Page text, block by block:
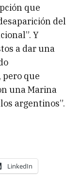
que
del
Y
a dar una
pero que
una Marina
argentinos”.
LinkedIn